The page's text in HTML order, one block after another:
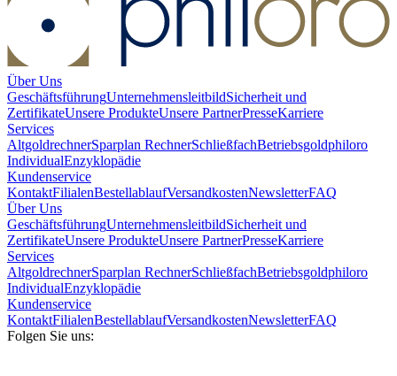
Über Uns
GeschäftsführungUnternehmensleitbildSicherheit und
ZertifikateUnsere ProdukteUnsere PartnerPresseKarriere
Services
AltgoldrechnerSparplan RechnerSchließfachBetriebsgoldphiloro
IndividualEnzyklopädie
Kundenservice
KontaktFilialenBestellablaufVersandkostenNewsletterFAQ
Über Uns
GeschäftsführungUnternehmensleitbildSicherheit und
ZertifikateUnsere ProdukteUnsere PartnerPresseKarriere
Services
AltgoldrechnerSparplan RechnerSchließfachBetriebsgoldphiloro
IndividualEnzyklopädie
Kundenservice
KontaktFilialenBestellablaufVersandkostenNewsletterFAQ
Folgen Sie uns: